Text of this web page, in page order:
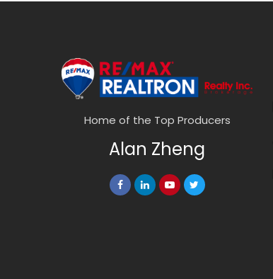
Home of the Top Producers
Alan Zheng